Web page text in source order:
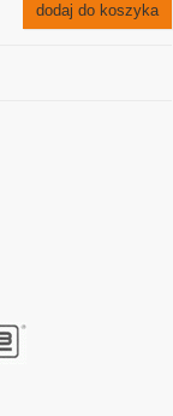
dodaj do koszyka